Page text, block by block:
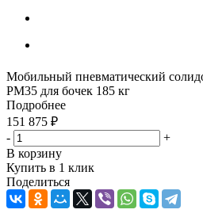
Мобильный пневматический
PM35 для бочек 185 кг
Подробнее
151 875 ₽
-
+
В корзину
Купить в 1 клик
Поделиться